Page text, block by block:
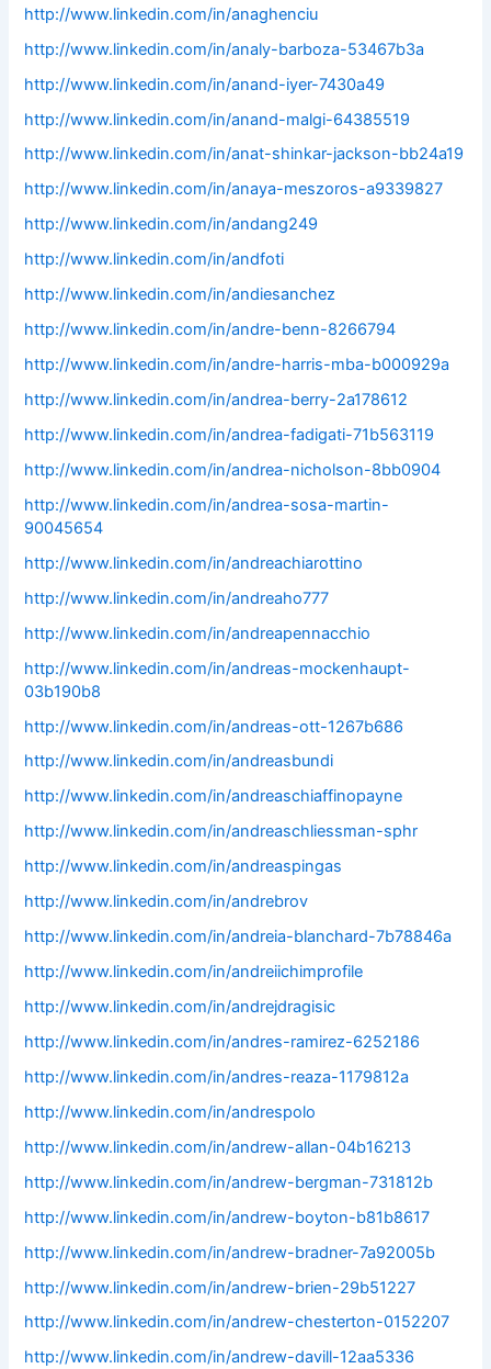
http://www.linkedin.com/in/anaghenciu
http://www.linkedin.com/in/analy-barboza-53467b3a
http://www.linkedin.com/in/anand-iyer-7430a49
http://www.linkedin.com/in/anand-malgi-64385519
http://www.linkedin.com/in/anat-shinkar-jackson-bb24a19
http://www.linkedin.com/in/anaya-meszoros-a9339827
http://www.linkedin.com/in/andang249
http://www.linkedin.com/in/andfoti
http://www.linkedin.com/in/andiesanchez
http://www.linkedin.com/in/andre-benn-8266794
http://www.linkedin.com/in/andre-harris-mba-b000929a
http://www.linkedin.com/in/andrea-berry-2a178612
http://www.linkedin.com/in/andrea-fadigati-71b563119
http://www.linkedin.com/in/andrea-nicholson-8bb0904
http://www.linkedin.com/in/andrea-sosa-martin-
90045654
http://www.linkedin.com/in/andreachiarottino
http://www.linkedin.com/in/andreaho777
http://www.linkedin.com/in/andreapennacchio
http://www.linkedin.com/in/andreas-mockenhaupt-
03b190b8
http://www.linkedin.com/in/andreas-ott-1267b686
http://www.linkedin.com/in/andreasbundi
http://www.linkedin.com/in/andreaschiaffinopayne
http://www.linkedin.com/in/andreaschliessman-sphr
http://www.linkedin.com/in/andreaspingas
http://www.linkedin.com/in/andrebrov
http://www.linkedin.com/in/andreia-blanchard-7b78846a
http://www.linkedin.com/in/andreiichimprofile
http://www.linkedin.com/in/andrejdragisic
http://www.linkedin.com/in/andres-ramirez-6252186
http://www.linkedin.com/in/andres-reaza-1179812a
http://www.linkedin.com/in/andrespolo
http://www.linkedin.com/in/andrew-allan-04b16213
http://www.linkedin.com/in/andrew-bergman-731812b
http://www.linkedin.com/in/andrew-boyton-b81b8617
http://www.linkedin.com/in/andrew-bradner-7a92005b
http://www.linkedin.com/in/andrew-brien-29b51227
http://www.linkedin.com/in/andrew-chesterton-0152207
http://www.linkedin.com/in/andrew-davill-12aa5336